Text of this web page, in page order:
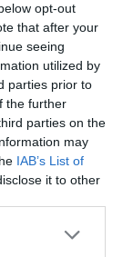
opt-out
that after your
seeing
utilized by
parties prior to
the further
parties on the
may
IAB’s List of
it to other
more Google
ΣΤΗ
ΤΟΥ
από την